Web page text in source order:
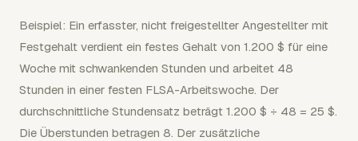
Beispiel: Ein erfasster, nicht freigestellter Angestellter mit
Festgehalt verdient ein festes Gehalt von 1.200 $ für eine
Woche mit schwankenden Stunden und arbeitet 48
Stunden in einer festen FLSA-Arbeitswoche. Der
durchschnittliche Stundensatz beträgt 1.200 $ ÷ 48 = 25 $.
Die Überstunden betragen 8. Der zusätzliche